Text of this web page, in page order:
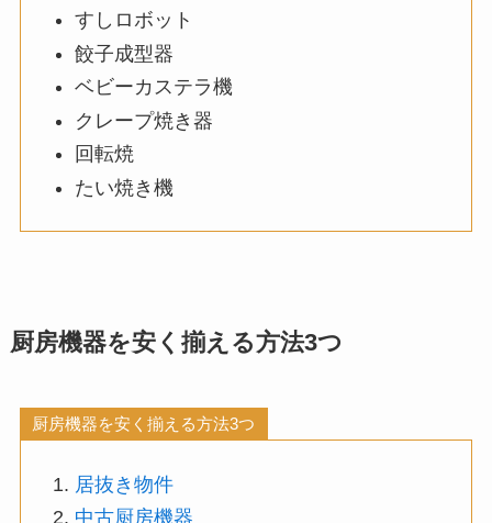
すしロボット
餃子成型器
ベビーカステラ機
クレープ焼き器
回転焼
たい焼き機
厨房機器を安く揃える方法3つ
厨房機器を安く揃える方法3つ
居抜き物件
中古厨房機器